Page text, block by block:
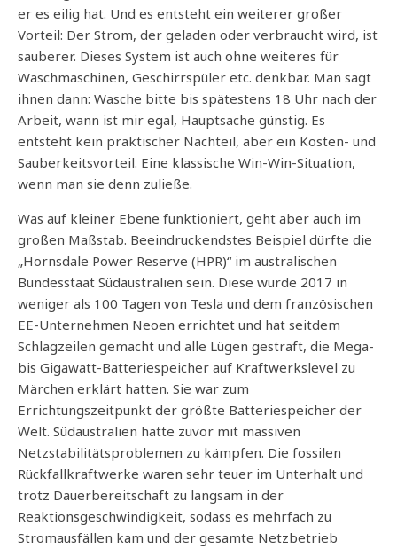
er es eilig hat. Und es entsteht ein weiterer großer
Vorteil: Der Strom, der geladen oder verbraucht wird, ist
sauberer. Dieses System ist auch ohne weiteres für
Waschmaschinen, Geschirrspüler etc. denkbar. Man sagt
ihnen dann: Wasche bitte bis spätestens 18 Uhr nach der
Arbeit, wann ist mir egal, Hauptsache günstig. Es
entsteht kein praktischer Nachteil, aber ein Kosten- und
Sauberkeitsvorteil. Eine klassische Win-Win-Situation,
wenn man sie denn zuließe.
Was auf kleiner Ebene funktioniert, geht aber auch im
großen Maßstab. Beeindruckendstes Beispiel dürfte die
„Hornsdale Power Reserve (HPR)“ im australischen
Bundesstaat Südaustralien sein. Diese wurde 2017 in
weniger als 100 Tagen von Tesla und dem französischen
EE-Unternehmen Neoen errichtet und hat seitdem
Schlagzeilen gemacht und alle Lügen gestraft, die Mega-
bis Gigawatt-Batteriespeicher auf Kraftwerkslevel zu
Märchen erklärt hatten. Sie war zum
Errichtungszeitpunkt der größte Batteriespeicher der
Welt. Südaustralien hatte zuvor mit massiven
Netzstabilitätsproblemen zu kämpfen. Die fossilen
Rückfallkraftwerke waren sehr teuer im Unterhalt und
trotz Dauerbereitschaft zu langsam in der
Reaktionsgeschwindigkeit, sodass es mehrfach zu
Stromausfällen kam und der gesamte Netzbetrieb